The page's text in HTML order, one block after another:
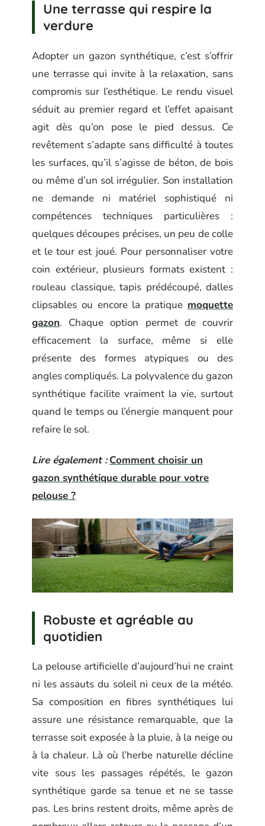
Une terrasse qui respire la
verdure
Adopter un gazon synthétique, c’est s’offrir
une terrasse qui invite à la relaxation, sans
compromis sur l’esthétique. Le rendu visuel
séduit au premier regard et l’effet apaisant
agit dès qu’on pose le pied dessus. Ce
revêtement s’adapte sans difficulté à toutes
les surfaces, qu’il s’agisse de béton, de bois
ou même d’un sol irrégulier. Son installation
ne demande ni matériel sophistiqué ni
compétences techniques particulières :
quelques découpes précises, un peu de colle
et le tour est joué. Pour personnaliser votre
coin extérieur, plusieurs formats existent :
rouleau classique, tapis prédécoupé, dalles
clipsables ou encore la pratique moquette
gazon. Chaque option permet de couvrir
efficacement la surface, même si elle
présente des formes atypiques ou des
angles compliqués. La polyvalence du gazon
synthétique facilite vraiment la vie, surtout
quand le temps ou l’énergie manquent pour
refaire le sol.
Lire également : Comment choisir un
gazon synthétique durable pour votre
pelouse ?
Robuste et agréable au
quotidien
La pelouse artificielle d’aujourd’hui ne craint
ni les assauts du soleil ni ceux de la météo.
Sa composition en fibres synthétiques lui
assure une résistance remarquable, que la
terrasse soit exposée à la pluie, à la neige ou
à la chaleur. Là où l’herbe naturelle décline
vite sous les passages répétés, le gazon
synthétique garde sa tenue et ne se tasse
pas. Les brins restent droits, même après de